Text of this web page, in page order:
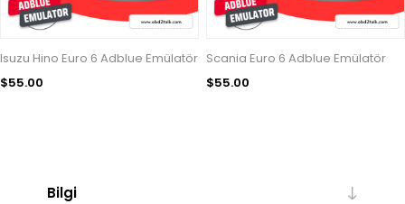
Isuzu Hino Euro 6 Adblue Emülatör
$55.00
Scania Euro 6 Adblue Emülatör
$55.00
Bilgi